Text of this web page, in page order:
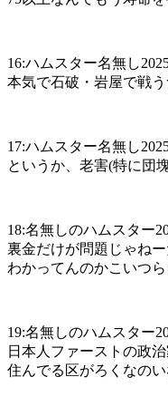
16:ハムスター名無し
本気で石破・岩屋で戦
17:ハムスター名無し
というか、老害(特に団
18:名無しのハムスター
裏金だけが問題じゃねー
わかってんのかこいつら
19:名無しのハムスター
日本人ファーストの政
住んでる区がろくなの